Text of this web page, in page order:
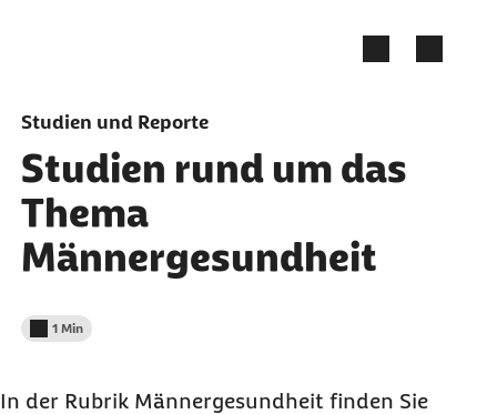
Studien und Reporte
Studien rund um das
Thema
Männergesundheit
Lesedauer weniger als
1 Min
In der Rubrik Männergesundheit finden Sie